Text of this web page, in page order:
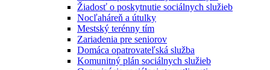
Žiadosť o poskytnutie sociálnych služieb
Nocľaháreň a útulky
Mestský terénny tím
Zariadenia pre seniorov
Domáca opatrovateľská služba
Komunitný plán sociálnych služieb